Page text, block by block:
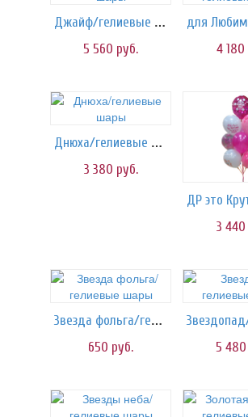
Джайф/гелиевые шары
5 560 руб. 4 180
Днюха/гелиевые шары
3 380 руб.
3 440
Звезда фольга/гелиевые шары
650 руб. 5 480